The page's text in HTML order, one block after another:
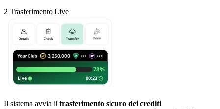
2 Trasferimento Live
Il sistema avvia il trasferimento sicuro dei crediti